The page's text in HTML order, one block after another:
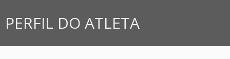
PERFIL DO ATLETA